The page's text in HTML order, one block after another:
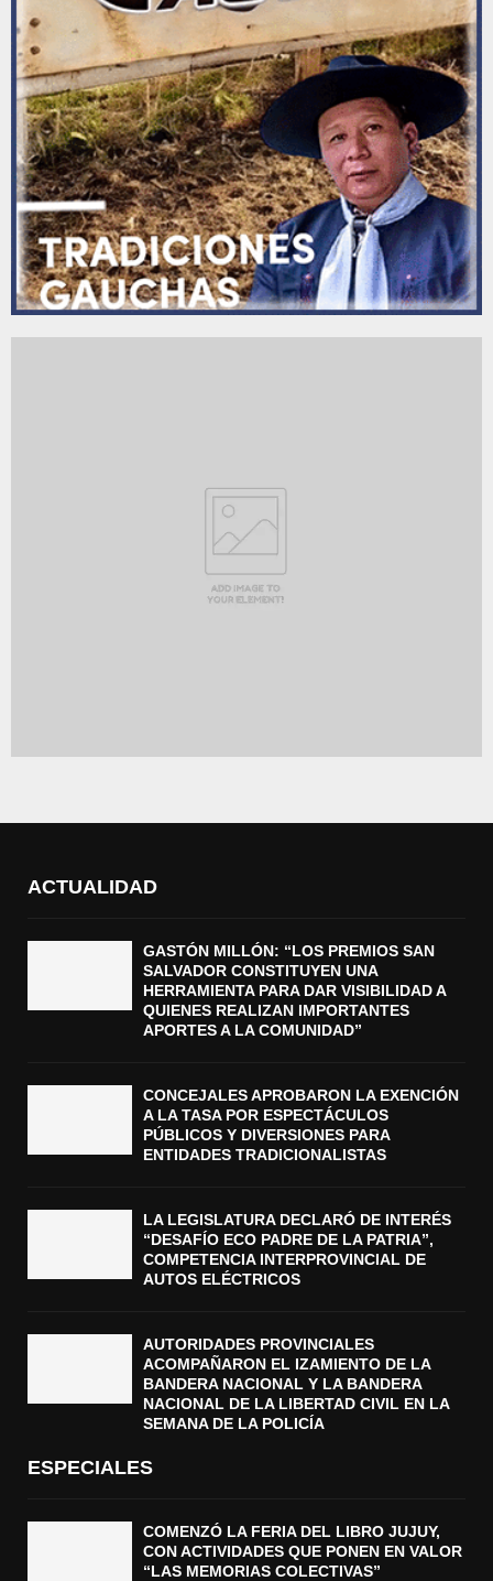
ACTUALIDAD
GASTÓN MILLÓN: “LOS PREMIOS SAN
SALVADOR CONSTITUYEN UNA
HERRAMIENTA PARA DAR VISIBILIDAD A
QUIENES REALIZAN IMPORTANTES
APORTES A LA COMUNIDAD”
CONCEJALES APROBARON LA EXENCIÓN
A LA TASA POR ESPECTÁCULOS
PÚBLICOS Y DIVERSIONES PARA
ENTIDADES TRADICIONALISTAS
LA LEGISLATURA DECLARÓ DE INTERÉS
“DESAFÍO ECO PADRE DE LA PATRIA”,
COMPETENCIA INTERPROVINCIAL DE
AUTOS ELÉCTRICOS
AUTORIDADES PROVINCIALES
ACOMPAÑARON EL IZAMIENTO DE LA
BANDERA NACIONAL Y LA BANDERA
NACIONAL DE LA LIBERTAD CIVIL EN LA
SEMANA DE LA POLICÍA
ESPECIALES
COMENZÓ LA FERIA DEL LIBRO JUJUY,
CON ACTIVIDADES QUE PONEN EN VALOR
“LAS MEMORIAS COLECTIVAS”